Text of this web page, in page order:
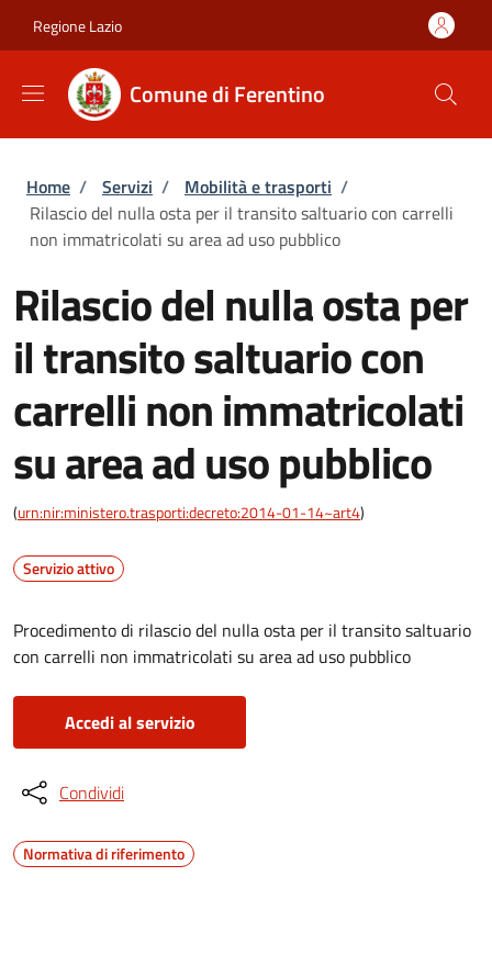
Regione Lazio
Comune di Ferentino
Briciole di pane
Home / Servizi / Mobilità e trasporti /
Rilascio del nulla osta per il transito saltuario con carrelli
non immatricolati su area ad uso pubblico
Rilascio del nulla osta per
il transito saltuario con
carrelli non immatricolati
su area ad uso pubblico
(urn:nir:ministero.trasporti:decreto:2014-01-14~art4)
Servizio attivo
Procedimento di rilascio del nulla osta per il transito saltuario
con carrelli non immatricolati su area ad uso pubblico
Accedi al servizio
Condividi
Normativa di riferimento